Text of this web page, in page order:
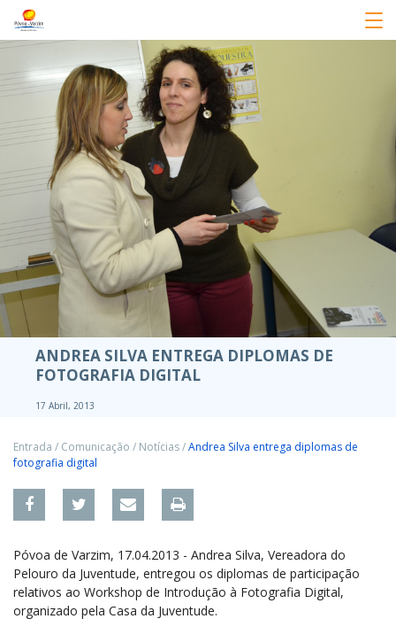
ANDREA SILVA ENTREGA DIPLOMAS DE
FOTOGRAFIA DIGITAL
17 Abril, 2013
Entrada / Comunicação / Notícias/Andrea Silva entrega diplomas de
fotografia digital
Póvoa de Varzim, 17.04.2013 - Andrea Silva, Vereadora do
Pelouro da Juventude, entregou os diplomas de participação
relativos ao Workshop de Introdução à Fotografia Digital,
organizado pela Casa da Juventude.